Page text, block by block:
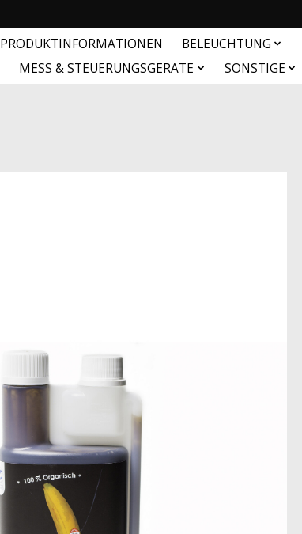
PRODUKTINFORMATIONEN BELEUCHTUNG
MESS & STEUERUNGSGERATE
SONSTIGE